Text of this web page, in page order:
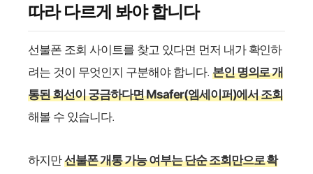
따라 다르게 봐야 합니다
선불폰 조회 사이트를 찾고 있다면 먼저 내가 확인하
려는 것이 무엇인지 구분해야 합니다. 본인 명의로 개
통된 회선이 궁금하다면 Msafer(엠세이퍼)에서 조회​
해볼 수 있습니다.
하지만선불폰 개통 가능 여부는 단순 조회만으로 확